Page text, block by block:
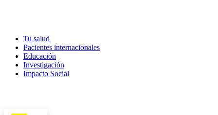
Tu salud
Pacientes internacionales
Educación
Investigación
Impacto Social